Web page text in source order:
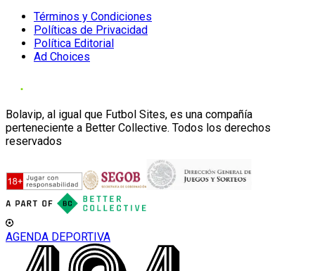
Términos y Condiciones
Políticas de Privacidad
Política Editorial
Ad Choices
Bolavip, al igual que Futbol Sites, es una compañía
perteneciente a Better Collective. Todos los derechos
reservados
AGENDA DEPORTIVA